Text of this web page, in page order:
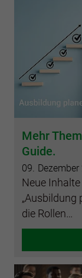
Mehr
Guide.
09. Dezember
Neue
„Ausbildung
die Rollen…